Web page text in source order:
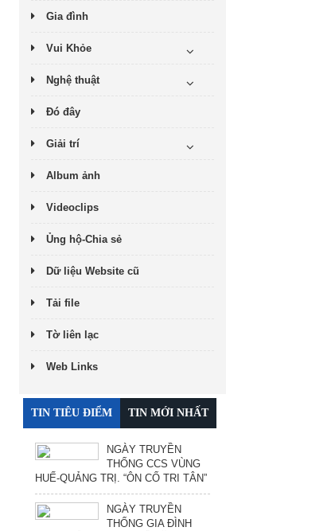
Gia đình
Vui Khỏe
Nghệ thuật
Đó đây
Giải trí
Album ảnh
Videoclips
Ủng hộ-Chia sẻ
Dữ liệu Website cũ
Tải file
Tờ liên lạc
Web Links
TIN TIÊU ĐIỂM TIN MỚI NHẤT
NGÀY TRUYỀN
THỐNG CCS VÙNG
HUẾ-QUẢNG TRỊ. “ÔN CỐ TRI TÂN”
NGÀY TRUYỀN
THỐNG GIA ĐÌNH